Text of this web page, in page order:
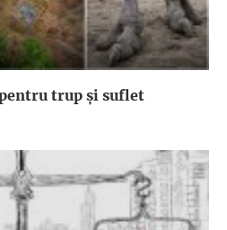
trup și suflet